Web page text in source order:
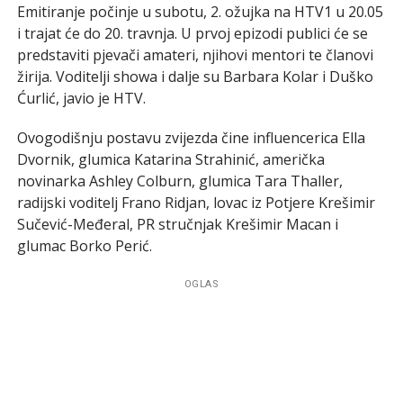
Emitiranje počinje u subotu, 2. ožujka na HTV1 u 20.05
i trajat će do 20. travnja. U prvoj epizodi publici će se
predstaviti pjevači amateri, njihovi mentori te članovi
žirija. Voditelji showa i dalje su Barbara Kolar i Duško
Ćurlić, javio je HTV.
Ovogodišnju postavu zvijezda čine influencerica Ella
Dvornik, glumica Katarina Strahinić, američka
novinarka Ashley Colburn, glumica Tara Thaller,
radijski voditelj Frano Ridjan, lovac iz Potjere Krešimir
Sučević-Međeral, PR stručnjak Krešimir Macan i
glumac Borko Perić.
OGLAS